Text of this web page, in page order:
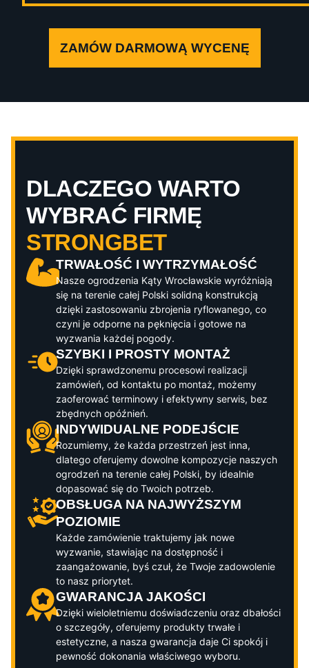
ZAMÓW DARMOWĄ WYCENĘ
DLACZEGO WARTO
WYBRAĆ FIRMĘ
STRONGBET
TRWAŁOŚĆ I WYTRZYMAŁOŚĆ
Nasze ogrodzenia Kąty Wrocławskie wyróżniają
się na terenie całej Polski solidną konstrukcją
dzięki zastosowaniu zbrojenia ryflowanego, co
czyni je odporne na pęknięcia i gotowe na
wyzwania każdej pogody.
SZYBKI I PROSTY MONTAŻ
Dzięki sprawdzonemu procesowi realizacji
zamówień, od kontaktu po montaż, możemy
zaoferować terminowy i efektywny serwis, bez
zbędnych opóźnień.
INDYWIDUALNE PODEJŚCIE
Rozumiemy, że każda przestrzeń jest inna,
dlatego oferujemy dowolne kompozycje naszych
ogrodzeń na terenie całej Polski, by idealnie
dopasować się do Twoich potrzeb.
OBSŁUGA NA NAJWYŻSZYM
POZIOMIE
Każde zamówienie traktujemy jak nowe
wyzwanie, stawiając na dostępność i
zaangażowanie, byś czuł, że Twoje zadowolenie
to nasz priorytet.
GWARANCJA JAKOŚCI
Dzięki wieloletniemu doświadczeniu oraz dbałości
o szczegóły, oferujemy produkty trwałe i
estetyczne, a nasza gwarancja daje Ci spokój i
pewność dokonania właściwego wyboru.